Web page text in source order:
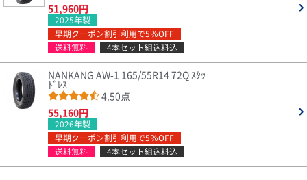
51,960円
2025年製
早期クーポン割引利用で5％OFF
送料無料
4本セット組込料込
NANKANG AW-1 165/55R14 72Q ｽﾀｯ
ﾄﾞﾚｽ
4.50点
55,160円
2026年製
早期クーポン割引利用で5％OFF
送料無料
4本セット組込料込